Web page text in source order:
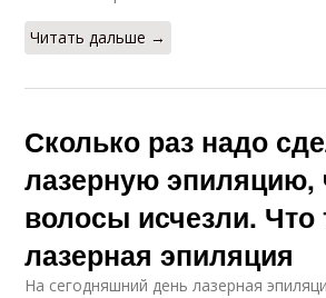
Читать дальше →
Сколько раз надо
лазерную эпиляцию,
волосы исчезли. Что
лазерная эпиляция
На сегодняшний день лазерная